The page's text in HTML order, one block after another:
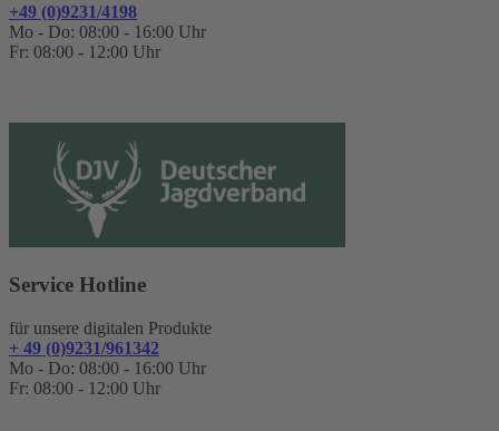
+49 (0)9231/4198
Mo - Do: 08:00 - 16:00 Uhr
Fr: 08:00 - 12:00 Uhr
Service Hotline
für unsere digitalen Produkte
+ 49 (0)9231/961342
Mo - Do: 08:00 - 16:00 Uhr
Fr: 08:00 - 12:00 Uhr